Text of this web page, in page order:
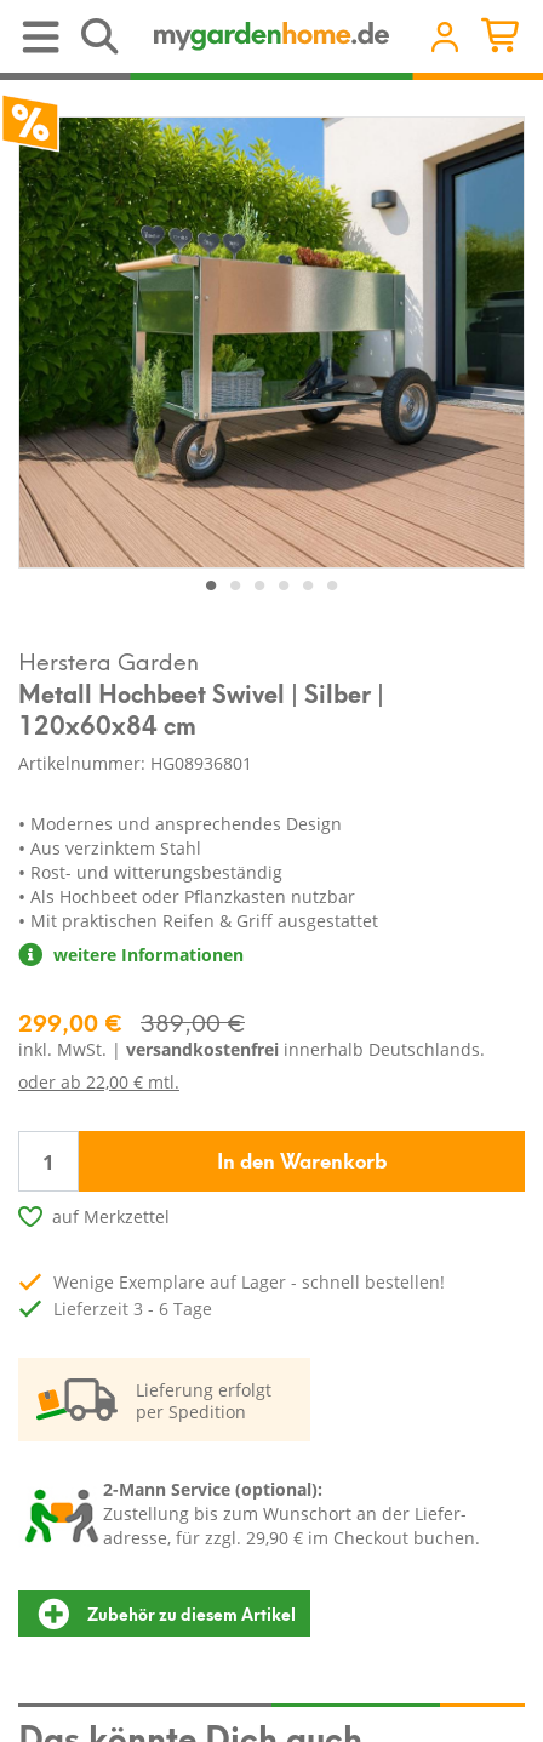
Herstera Garden
Metall Hochbeet Swivel | Silber |
120x60x84 cm
Artikelnummer: HG08936801
Modernes und ansprechendes Design
Aus verzinktem Stahl
Rost- und witterungsbeständig
Als Hochbeet oder Pflanzkasten nutzbar
Mit praktischen Reifen & Griff ausgestattet
weitere Informationen
299,00 € 389,00 €
inkl. MwSt. | versandkostenfrei innerhalb Deutschlands.
oder ab 22,00 € mtl.
In den Warenkorb
auf Merkzettel
Wenige Exemplare auf Lager - schnell bestellen!
Lieferzeit 3 - 6 Tage
Lieferung erfolgt
per Spedition
2-Mann Service (optional):
Zustellung bis zum Wunschort an der Liefer-
adresse, für zzgl. 29,90 € im Checkout buchen.
Zubehör zu diesem Artikel